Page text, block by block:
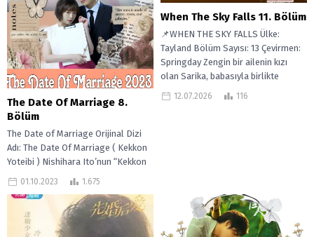
The Date Of Marriage 8.
Bölüm
The Date of Marriage Orijinal Dizi
Adı: The Date Of Marriage ( Kekkon
Yoteibi ) Nishihara Ito’nun “Kekkon
Yoteibi” adlı...
01.10.2023 1.675
When The Sky Falls 11. Bölüm
📌WHEN THE SKY FALLS Ülke:
Tayland Bölüm Sayısı: 13 Çevirmen:
Springday Zengin bir ailenin kızı
olan Sarika, babasıyla birlikte
küçük...
12.07.2026 116